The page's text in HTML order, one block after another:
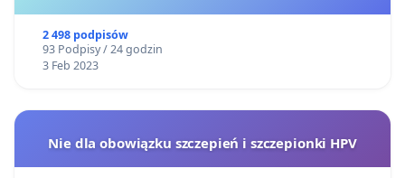
2 498 podpisów
93 Podpisy / 24 godzin
3 Feb 2023
Nie dla obowiązku szczepień i szczepionki HPV